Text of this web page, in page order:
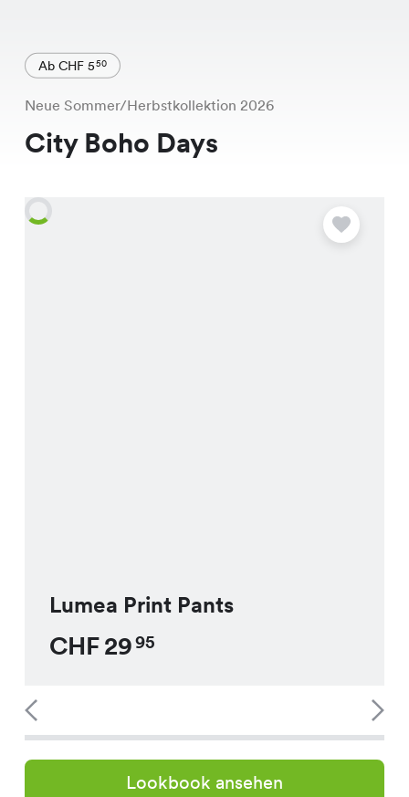
Ab CHF 550
Neue Sommer/Herbstkollektion 2026
City Boho Days
Lumea Print Pants
CHF2995
Lookbook ansehen